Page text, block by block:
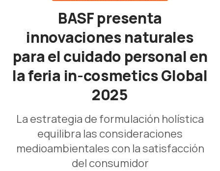
BASF presenta
innovaciones naturales
para el cuidado personal en
la feria in-cosmetics Global
2025
La estrategia de formulación holística
equilibra las consideraciones
medioambientales con la satisfacción
del consumidor